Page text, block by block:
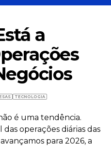
a
TECNOLOGIA
é uma tendência.
operações diárias das
para 2026, a